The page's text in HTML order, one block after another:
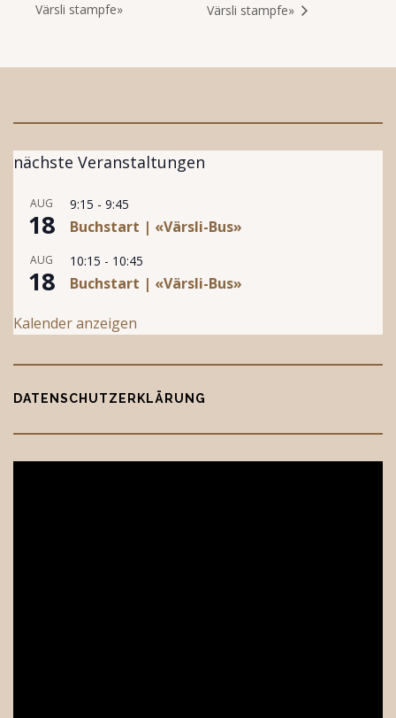
Värsli stampfe»
Värsli stampfe»
nächste Veranstaltungen
AUG
18
9:15 - 9:45
Buchstart | «Värsli-Bus»
AUG
18
10:15 - 10:45
Buchstart | «Värsli-Bus»
Kalender anzeigen
DATENSCHUTZERKLÄRUNG